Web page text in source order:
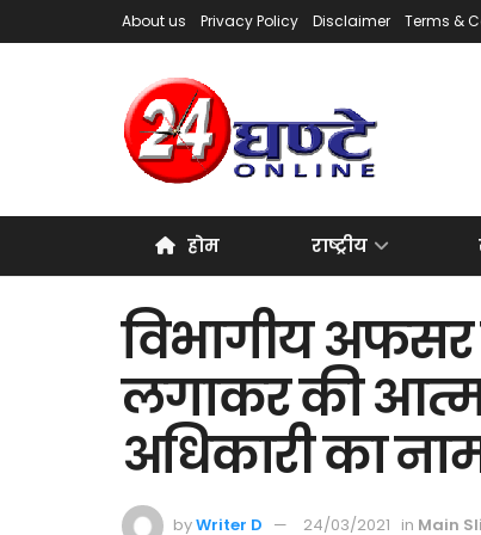
About us Privacy Policy Disclaimer Terms &
होम राष्ट्रीय
विभागीय अफसर
लगाकर की
अधिकारी का
byWriter D 24/03/2021 in Main